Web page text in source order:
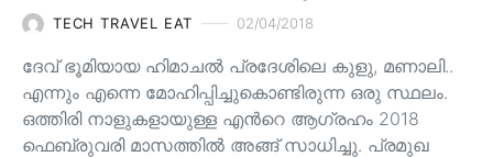
TECH TRAVEL EAT 02/04/2018
ദേവ് ഭൂമിയായ ഹിമാചല്‍ പ്രദേശിലെ കുളു, മണാലി..
എന്നും എന്നെ മോഹിപ്പിച്ചുകൊണ്ടിരുന്ന ഒരു സ്ഥലം.
ഒത്തിരി നാളുകളായുള്ള എന്‍റെ ആഗ്രഹം 2018
ഫെബ്രുവരി മാസത്തില്‍ അങ്ങ് സാധിച്ചു. പ്രമുഖ